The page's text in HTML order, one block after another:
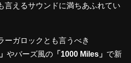
言えるサウンドに満ちあふれてい
ーガロックとも言うべき
やバーズ風の 「1000 Miles」 で新